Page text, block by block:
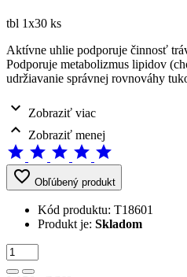
tbl 1x30 ks
Aktívne uhlie podporuje činnosť
Podporuje metabolizmus lipidov
udržiavanie správnej rovnováhy
expand_more Zobraziť viac
expand_less Zobraziť menej
star star star star star
favorite_border Obľúbený produkt
Kód produktu: T18601
Produkt je: Skladom